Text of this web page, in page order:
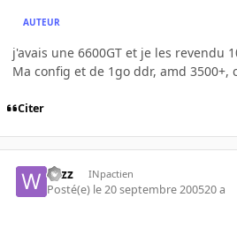
AUTEUR
j'avais une 6600GT et je les revendu
Ma config et de 1go ddr, amd 3500+,
Citer
wizz INpactien
Posté(e) le 20 septembre 200520 a